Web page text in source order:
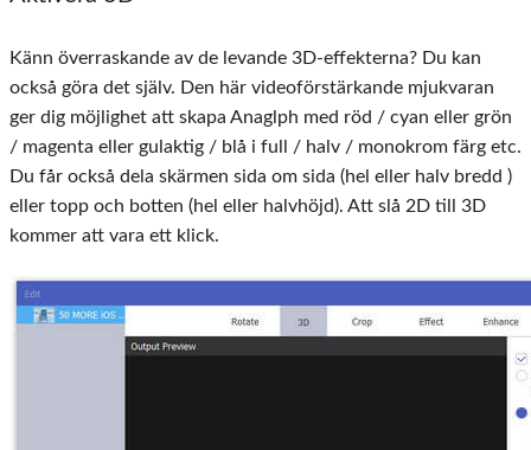
Känn överraskande av de levande 3D-effekterna? Du kan
också göra det själv. Den här videoförstärkande mjukvaran
ger dig möjlighet att skapa Anaglph med röd / cyan eller grön
/ magenta eller gulaktig / blå i full / halv / monokrom färg etc.
Du får också dela skärmen sida om sida (hel eller halv bredd )
eller topp och botten (hel eller halvhöjd). Att slå 2D till 3D
kommer att vara ett klick.